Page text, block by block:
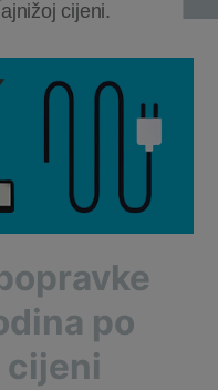
cijeni.
po
cijeni